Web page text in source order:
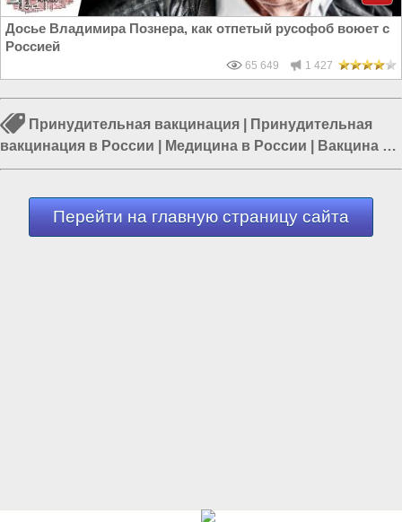
Досье Владимира Познера, как отпетый русофоб воюет с
Россией
65 649 1 427
Принудительная вакцинация
Принудительная
вакцинация в России
Медицина в России
Вакцина в
России|Вакцинация от коронавируса|Коронавирус в
Перейти на главную страницу сайта